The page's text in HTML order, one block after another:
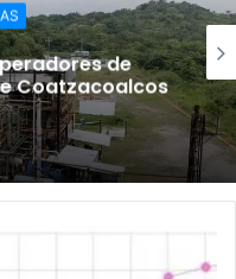
de
Coatzacoalcos